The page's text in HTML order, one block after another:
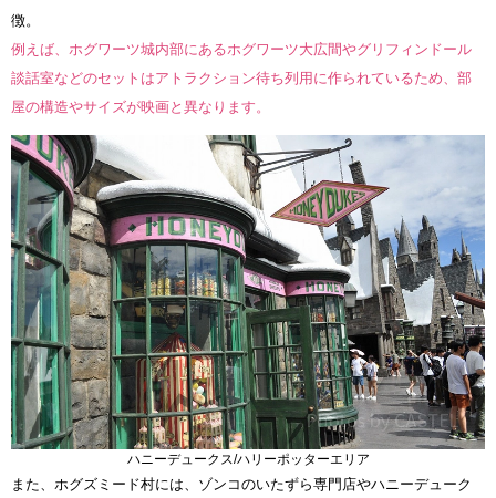
徴。
例えば、ホグワーツ城内部にあるホグワーツ大広間やグリフィンドール
談話室などのセットはアトラクション待ち列用に作られているため、部
屋の構造やサイズが映画と異なります。
ハニーデュークス/ハリーポッターエリア
また、ホグズミード村には、ゾンコのいたずら専門店やハニーデューク